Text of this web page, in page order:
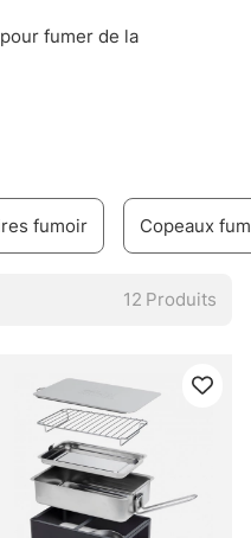
fumer de la
en général ! Mais il est
armoires à fumée de
fumoir Copeaux
12 Produits